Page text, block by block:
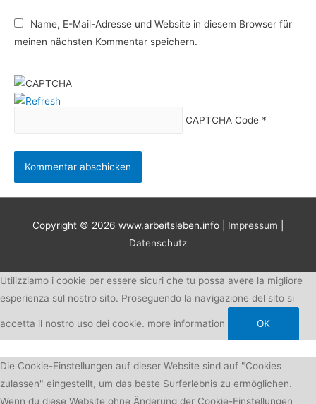
Name, E-Mail-Adresse und Website in diesem Browser für
meinen nächsten Kommentar speichern.
CAPTCHA Code*
Copyright © 2026 www.arbeitsleben.info Impressum
Datenschutz
Utilizziamo i cookie per essere sicuri che tu possa avere la migliore
esperienza sul nostro sito. Proseguendo la navigazione del sito si
accetta il nostro uso dei cookie. more information OK
Die Cookie-Einstellungen auf dieser Website sind auf "Cookies
zulassen" eingestellt, um das beste Surferlebnis zu ermöglichen.
Wenn du diese Website ohne Änderung der Cookie-Einstellungen